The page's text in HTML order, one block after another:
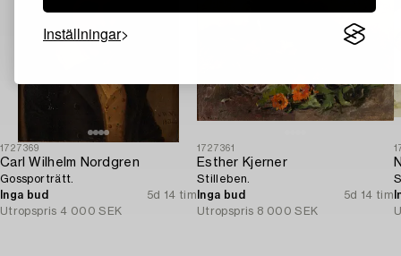
Inställningar
1727369
Carl Wilhelm Nordgren
Gossporträtt.
Inga bud
5d 14 tim
Utropspris 4 000 SEK
1727361
Esther Kjerner
Stilleben.
Inga bud
5d 14 tim
Utropspris 8 000 SEK